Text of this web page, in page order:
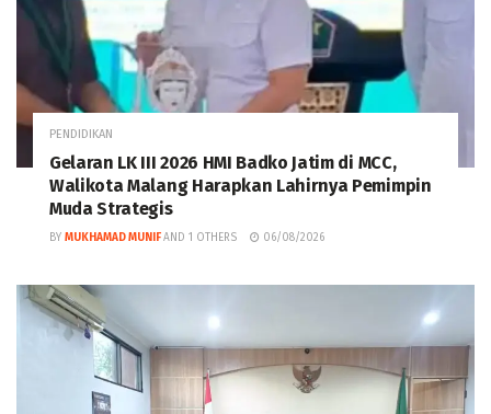
PENDIDIKAN
Gelaran LK III 2026 HMI Badko Jatim di MCC,
Walikota Malang Harapkan Lahirnya Pemimpin
Muda Strategis
BY MUKHAMAD MUNIF AND 1 OTHERS 06/08/2026